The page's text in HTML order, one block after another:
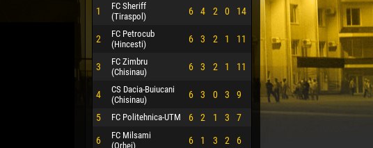
1
FC Sheriff
(Tiraspol)
6 4 2 0 14
2
FC Petrocub
(Hincesti)
6 3 2 1 11
3
FC Zimbru
(Chisinau)
6 3 2 1 11
4
CS Dacia-Buiucani
(Chisinau)
6 3 0 3 9
5 FC Politehnica-UTM 6 2 1 3 7
6
FC Milsami
(Orhei)
6 1 3 2 6